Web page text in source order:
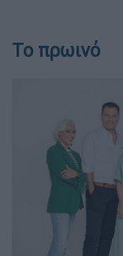
To πρωινό